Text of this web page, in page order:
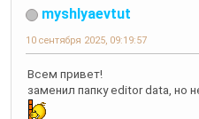
myshlyaevtut
10 сентября 2025, 09:19:57
Всем привет!
заменил папку editor data, но